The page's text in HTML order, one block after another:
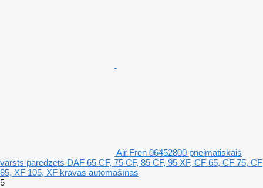
Air Fren 06452800 pneimatiskais
vārsts paredzēts DAF 65 CF, 75 CF, 85 CF, 95 XF, CF 65, CF 75, CF
85, XF 105, XF kravas automašīnas
5